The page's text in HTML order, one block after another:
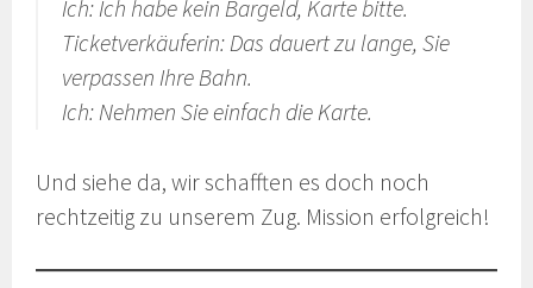
Ich: Ich habe kein Bargeld, Karte bitte.
Ticketverkäuferin: Das dauert zu lange, Sie
verpassen Ihre Bahn.
Ich: Nehmen Sie einfach die Karte.
Und siehe da, wir schafften es doch noch
rechtzeitig zu unserem Zug. Mission erfolgreich!